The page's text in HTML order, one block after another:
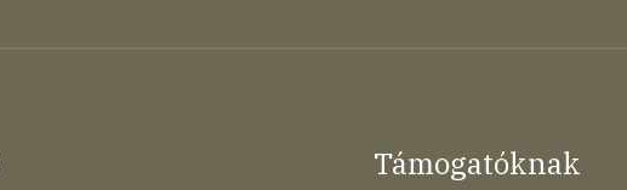
Támogatóknak